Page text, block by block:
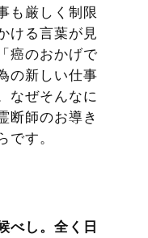
も厳しく制限
ける言葉が見
癌のおかげで
の新しい仕事
なぜそんなに
断師のお導き
です。
べし。全く日